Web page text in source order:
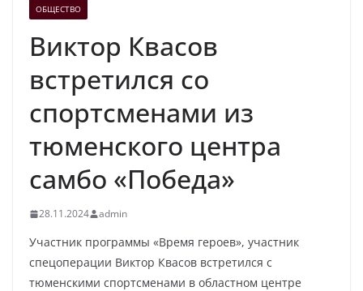
ОБЩЕСТВО
Виктор Квасов
встретился со
спортсменами из
тюменского центра
самбо «Победа»
28.11.2024 admin
Участник программы «Время героев», участник
спецоперации Виктор Квасов встретился с
тюменскими спортсменами в областном центре